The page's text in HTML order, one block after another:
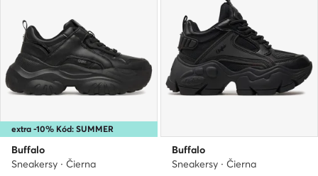
extra -10% Kód: SUMMER
Buffalo
Sneakersy · Čierna
Buffalo
Sneakersy · Čierna